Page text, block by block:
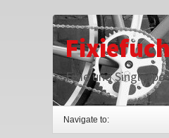
Fixie und
Navigate to: